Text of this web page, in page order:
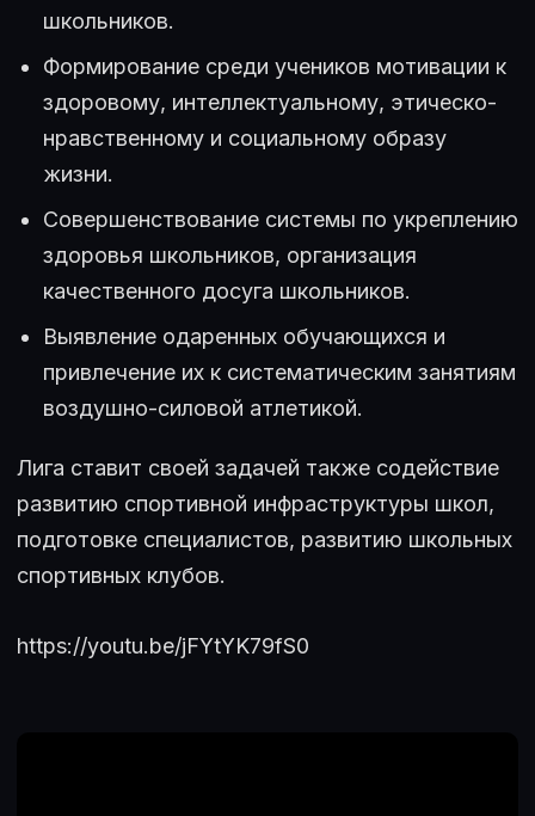
школьников.
Формирование среди учеников мотивации к
здоровому, интеллектуальному, этическо-
нравственному и социальному образу
жизни.
Совершенствование системы по укреплению
здоровья школьников, организация
качественного досуга школьников.
Выявление одаренных обучающихся и
привлечение их к систематическим занятиям
воздушно-силовой атлетикой.
Лига ставит своей задачей также содействие
развитию спортивной инфраструктуры школ,
подготовке специалистов, развитию школьных
спортивных клубов.
https://youtu.be/jFYtYK79fS0